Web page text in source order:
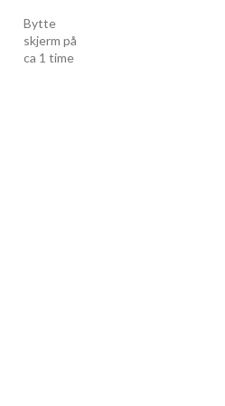
Bytte
skjerm på
ca 1 time